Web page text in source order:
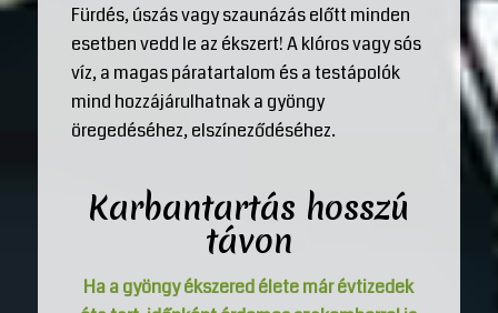
Fürdés, úszás vagy szaunázás előtt minden
esetben vedd le az ékszert! A klóros vagy sós
víz, a magas páratartalom és a testápolók
mind hozzájárulhatnak a gyöngy
öregedéséhez, elszíneződéséhez.
Karbantartás hosszú
távon
Ha a gyöngy ékszered élete már évtizedek